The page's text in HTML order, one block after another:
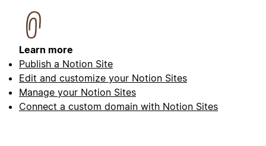
Learn more
Publish a Notion Site
Edit and customize your Notion Sites
Manage your Notion Sites
Connect a custom domain with Notion Sites